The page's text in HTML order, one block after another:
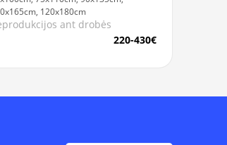
120x180cm
ant drobės
220-430€